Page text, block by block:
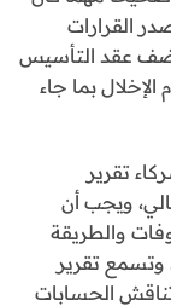
القرارات
يضف عقد التأسيس
بما جاء
تقرير
ويجب أن
والطريقة
وتسمع تقرير
الحسابات